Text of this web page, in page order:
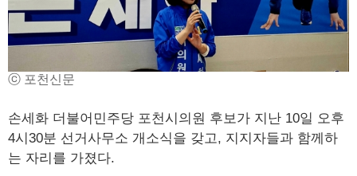
ⓒ 포천신문
손세화 더불어민주당 포천시의원 후보가 지난 10일 오후
4시30분 선거사무소 개소식을 갖고, 지지자들과 함께하
는 자리를 가졌다.